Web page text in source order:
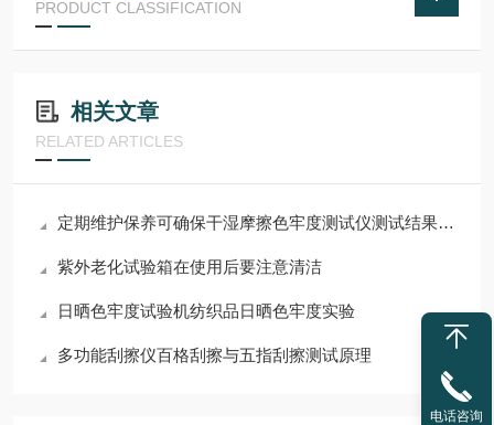
PRODUCT CLASSIFICATION
相关文章
RELATED ARTICLES
定期维护保养可确保干湿摩擦色牢度测试仪测试结果的准确性
紫外老化试验箱在使用后要注意清洁
日晒色牢度试验机纺织品日晒色牢度实验
多功能刮擦仪百格刮擦与五指刮擦测试原理
电话咨询